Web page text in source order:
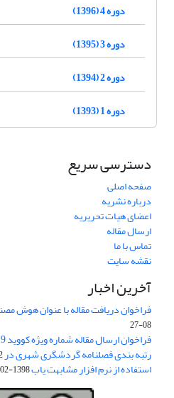
دوره 4 (1396)
دوره 3 (1395)
دوره 2 (1394)
دوره 1 (1393)
دسترسی سریع
صفحه اصلی
درباره نشریه
اعضای هیات تحریریه
ارسال مقاله
تماس با ما
نقشه سایت
آخرین اخبار
فراخوان دریافت مقاله با عنوان هوش
08-27
فراخوان ارسال مقاله شماره ویژه کووید 19:
رتبه بندی فصلنامه گردشگری شهری در ISC
استفاده از نرم افزار مشابهت یاب1398-02-30